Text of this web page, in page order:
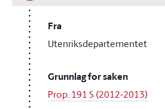
Fra
Utenriksdepartementet
Grunnlag for saken
Prop. 191 S (2012-2013)